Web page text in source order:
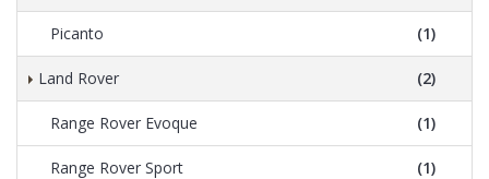
Picanto (1)
Land Rover (2)
Range Rover Evoque (1)
Range Rover Sport (1)